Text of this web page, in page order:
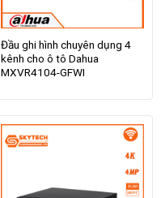
Đầu ghi hình chuyên dụng 4
kênh cho ô tô Dahua
MXVR4104-GFWI